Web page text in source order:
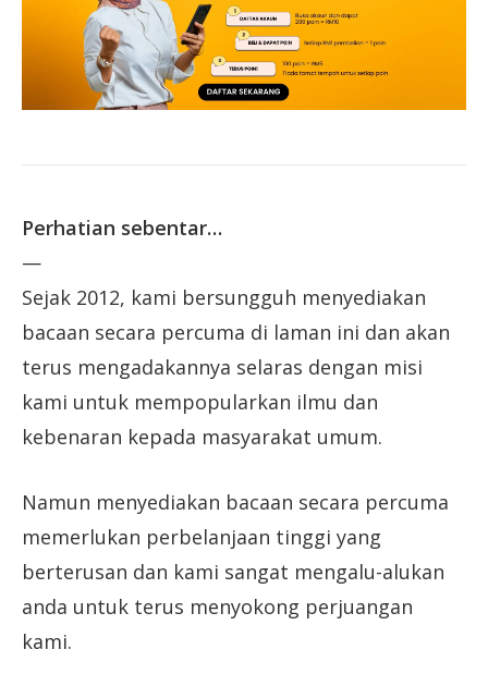
Perhatian sebentar…
—
Sejak 2012, kami bersungguh menyediakan
bacaan secara percuma di laman ini dan akan
terus mengadakannya selaras dengan misi
kami untuk mempopularkan ilmu dan
kebenaran kepada masyarakat umum.
Namun menyediakan bacaan secara percuma
memerlukan perbelanjaan tinggi yang
berterusan dan kami sangat mengalu-alukan
anda untuk terus menyokong perjuangan
kami.